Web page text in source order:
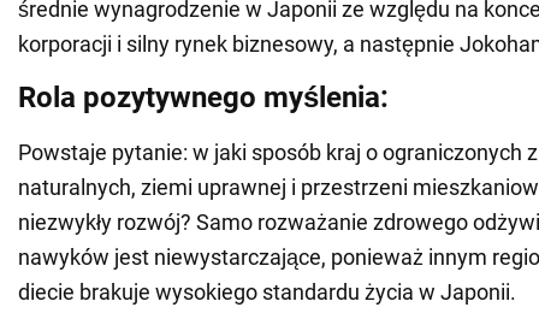
średnie wynagrodzenie w Japonii ze względu na
korporacji i silny rynek biznesowy, a następnie
Rola pozytywnego myślenia:
Powstaje pytanie: w jaki sposób kraj o ograniczonych
naturalnych, ziemi uprawnej i przestrzeni
niezwykły rozwój? Samo rozważanie zdrowego
nawyków jest niewystarczające, ponieważ innym
diecie brakuje wysokiego standardu życia w Japonii.